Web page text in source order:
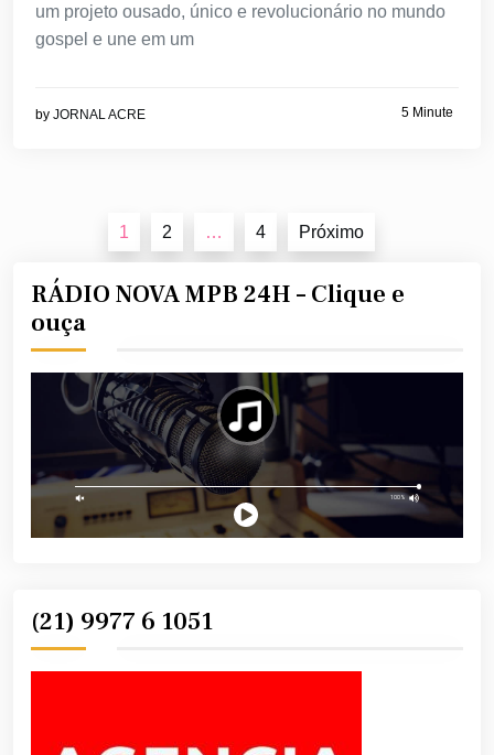
um projeto ousado, único e revolucionário no mundo
gospel e une em um
by JORNAL ACRE 5 Minute
Navegação
posts
1 2 … 4 Próximo
RÁDIO NOVA MPB 24H – Clique e
ouça
(21) 9977 6 1051